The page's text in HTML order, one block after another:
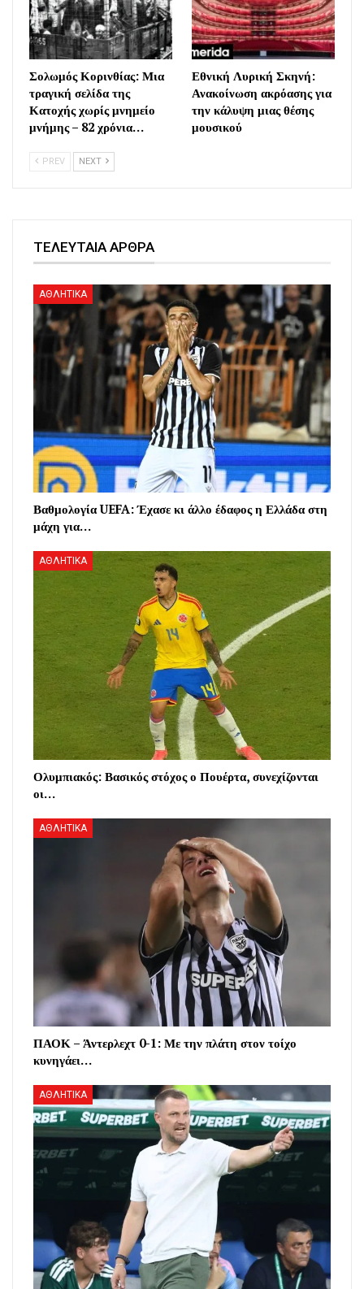
Σολωμός Κορινθίας: Μια
τραγική σελίδα της
Κατοχής χωρίς μνημείο
μνήμης – 82 χρόνια…
Εθνική Λυρική Σκηνή:
Ανακοίνωση ακρόασης για
την κάλυψη μιας θέσης
μουσικού
PREV NEXT
ΤΕΛΕΥΤΑΙΑ ΑΡΘΡΑ
ΑΘΛΗΤΙΚΑ
Βαθμολογία UEFA: Έχασε κι άλλο έδαφος η Ελλάδα στη
μάχη για…
ΑΘΛΗΤΙΚΑ
Ολυμπιακός: Βασικός στόχος ο Πουέρτα, συνεχίζονται
οι…
ΑΘΛΗΤΙΚΑ
ΠΑΟΚ – Άντερλεχτ 0-1: Με την πλάτη στον τοίχο
κυνηγάει…
ΑΘΛΗΤΙΚΑ